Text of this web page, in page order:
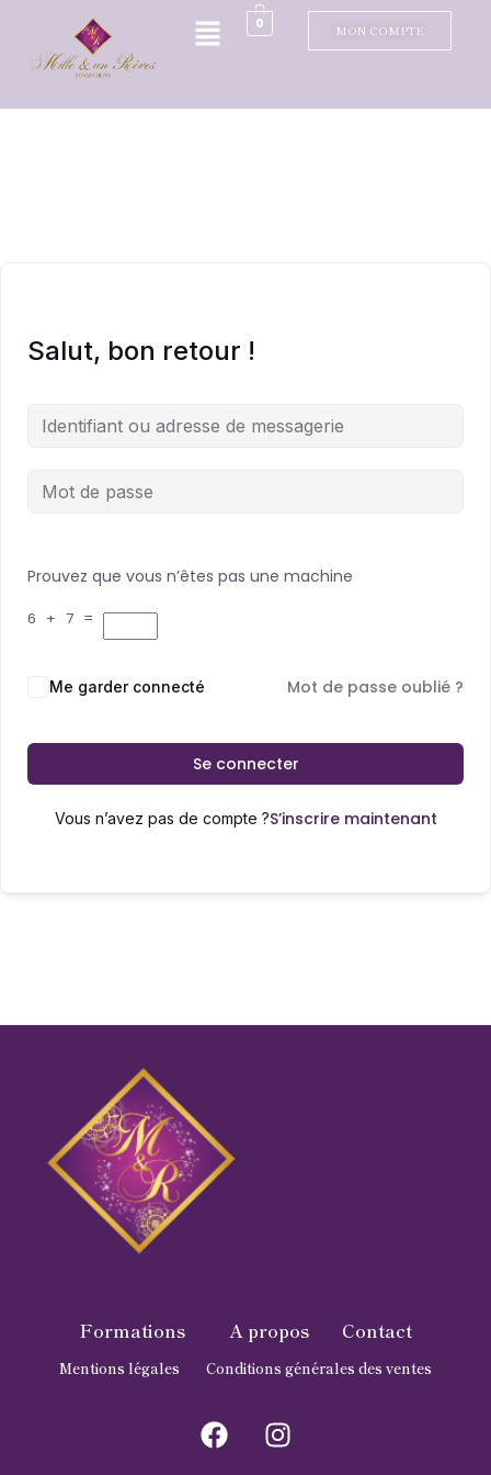
0 MON COMPTE
Salut, bon retour !
Prouvez que vous n’êtes pas une machine
6 + 7 =
Me garder connecté Mot de passe oublié ?
Se connecter
Vous n’avez pas de compte ?S’inscrire maintenant
Formations A propos Contact
Mentions légales Conditions générales des ventes